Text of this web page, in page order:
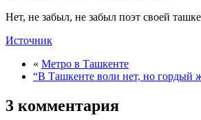
Нет, не забыл, не забыл поэт своей
Источник
« Метро в Ташкенте
“В Ташкенте воли нет, но гордый
3 комментария